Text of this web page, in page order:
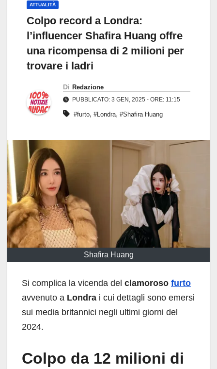
ATTUALITÀ
Colpo record a Londra:
l’influencer Shafira Huang offre
una ricompensa di 2 milioni per
trovare i ladri
Di Redazione
PUBBLICATO: 3 GEN, 2025 - ORE: 11:15
#furto, #Londra, #Shafira Huang
Shafira Huang
Si complica la vicenda del clamoroso furto
avvenuto a Londra i cui dettagli sono emersi
sui media britannici negli ultimi giorni del
2024.
Colpo da 12 milioni di